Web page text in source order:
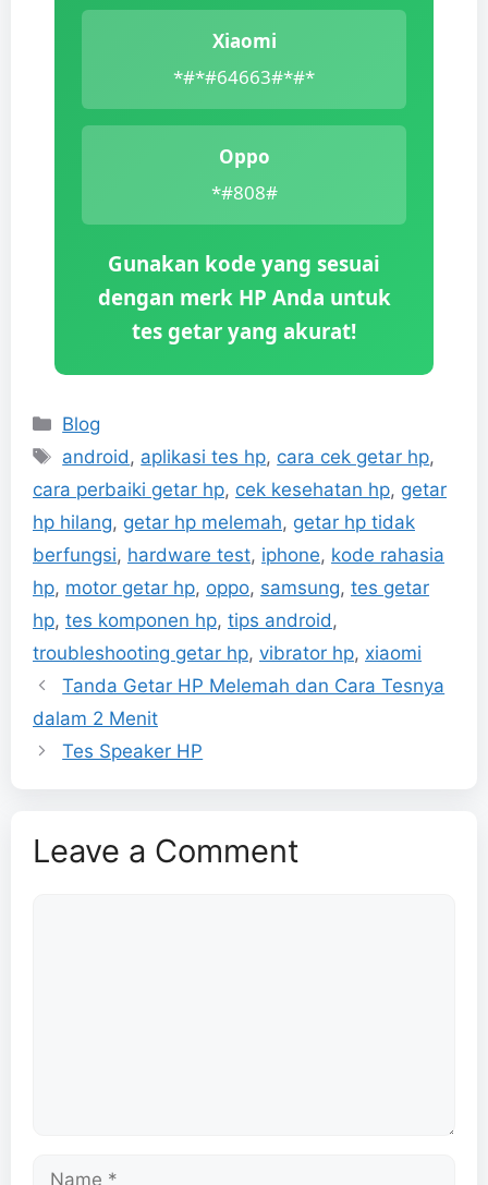
Xiaomi
*#*#64663#*#*
Oppo
*#808#
Gunakan kode yang sesuai
dengan merk HP Anda untuk
tes getar yang akurat!
Categories
Blog
Tags
android, aplikasi tes hp, cara cek getar hp,
cara perbaiki getar hp, cek kesehatan hp, getar
hp hilang, getar hp melemah, getar hp tidak
berfungsi, hardware test, iphone, kode rahasia
hp, motor getar hp, oppo, samsung, tes getar
hp, tes komponen hp, tips android,
troubleshooting getar hp, vibrator hp, xiaomi
Tanda Getar HP Melemah dan Cara Tesnya
dalam 2 Menit
Tes Speaker HP
Leave a Comment
Name